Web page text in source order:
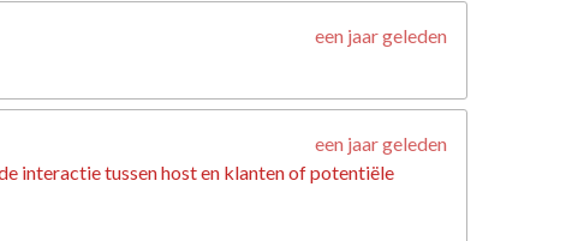
een jaar geleden
een jaar geleden
interactie tussen host en klanten of potentiële